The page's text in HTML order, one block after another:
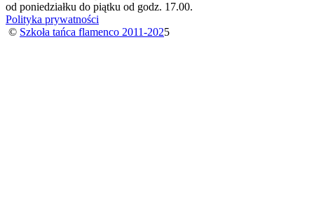
od poniedziałku do piątku od godz. 17.00.
Polityka prywatności
© Szkoła tańca flamenco 2011-2025